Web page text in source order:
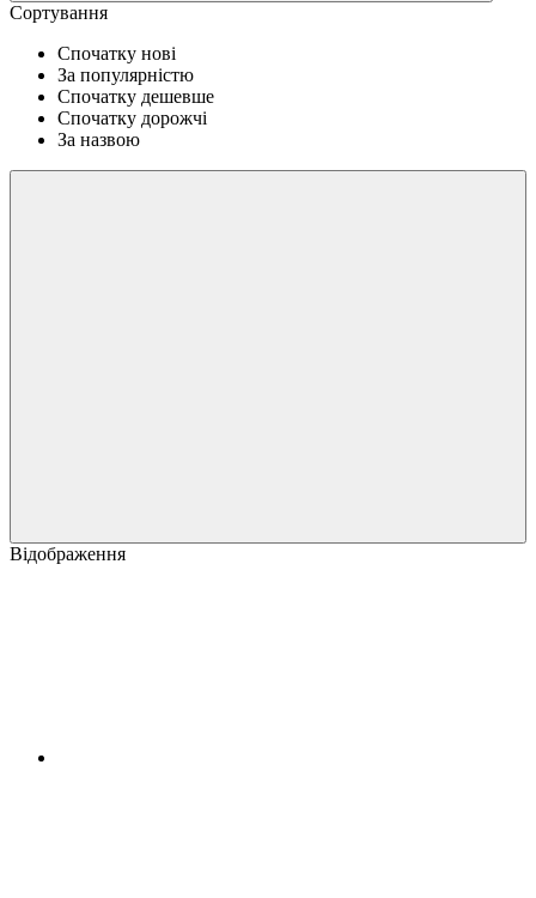
Сортування
Спочатку нові
За популярністю
Спочатку дешевше
Спочатку дорожчі
За назвою
Відображення